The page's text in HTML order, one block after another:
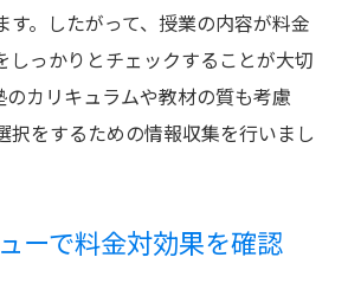
す。したがって、授業の内容が料金
しっかりとチェックすることが大切
のカリキュラムや教材の質も考慮
択をするための情報収集を行いまし
ーで料金対効果を確認